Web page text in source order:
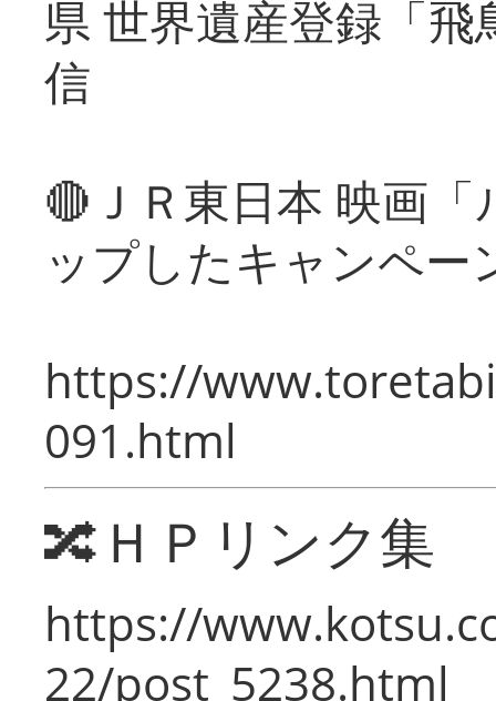
県 世界遺産登録「
信
🔴ＪＲ東日本 映画
ップしたキャンペー
https://
091.html
🔀ＨＰリンク集
https://
22/post_5238.html